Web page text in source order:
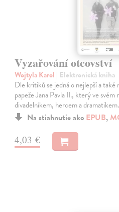
Vyzařování otcovství
Wojtyla Karol | Elektronická kniha
Dle kritiků se jedná o nejlepší a
papeže Jana Pavla II., který ve
divadelníkem, hercem a
Na stiahnutie ako EPUB,
4,03 €